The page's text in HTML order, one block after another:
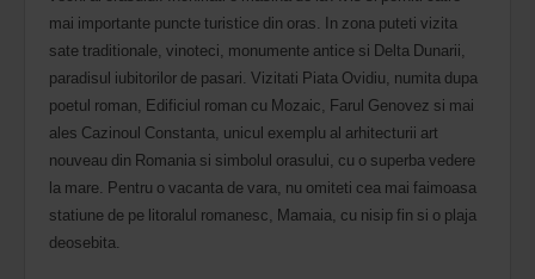
mai importante puncte turistice din oras. In zona puteti vizita
sate traditionale, vinoteci, monumente antice si Delta Dunarii,
paradisul iubitorilor de pasari. Vizitati Piata Ovidiu, numita dupa
poetul roman, Edificiul roman cu Mozaic, Farul Genovez si mai
ales Cazinoul Constanta, unicul exemplu al arhitecturii art
nouveau din Romania si simbolul orasului, cu o superba vedere
la mare. Pentru o vacanta de vara, nu omiteti cea mai faimoasa
statiune de pe litoralul romanesc, Mamaia, cu nisip fin si o plaja
deosebita.